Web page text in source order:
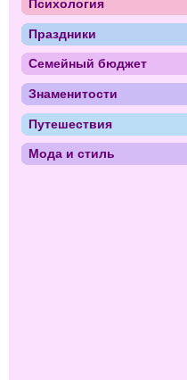
Психология
Праздники
Семейный бюджет
Знаменитости
Путешествия
Мода и стиль